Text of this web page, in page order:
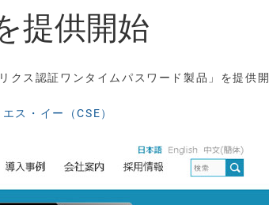
提供開始
クス認証ワンタイムパスワード製品」を提供
ス・イー（CSE）